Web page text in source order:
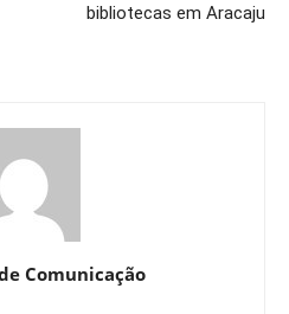
bibliotecas em Aracaju
Comunicação